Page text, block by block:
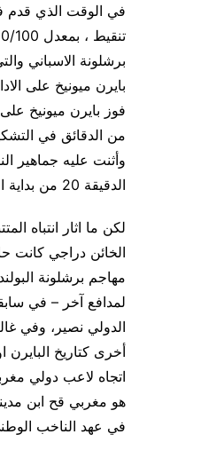
في الوقت الذي قدم
بايرن ميونيخ على
فوز بايرن ميونيخ
من الدقائق في
وأثنت عليه جماهير
الدقيقة 20 من بداية المباراة، في مباراة الجولة الثانية من دور المجموعات في دوري أبطال أوروبا..
لكن ما اثار انتباه
الخائن دراجي كانت
مهاجم برشلونة
لمدافع آخر – في
الدولي نصير، وفي
أخرى كتاريخ البايرن
اتجاه لاعب دولي
في عهد الناخب الوطني